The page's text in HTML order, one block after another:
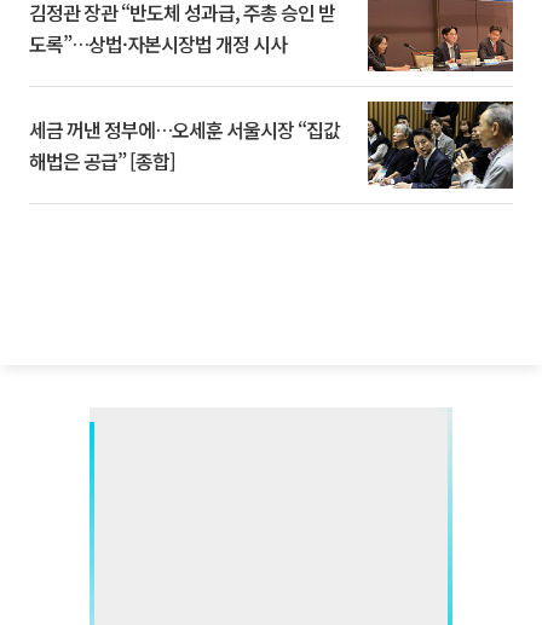
김정관 장관 “반도체 성과급, 주총 승인 받
도록”…상법·자본시장법 개정 시사
세금 꺼낸 정부에…오세훈 서울시장 “집값
해법은 공급” [종합]